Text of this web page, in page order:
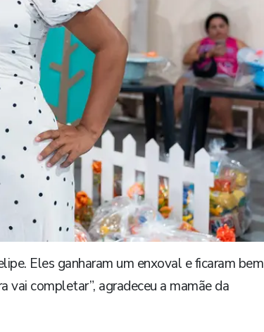
Eles ganharam um enxoval e ficaram bem
vai completar”, agradeceu a mamãe da